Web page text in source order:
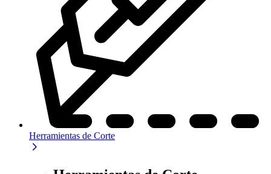
Herramientas de Corte